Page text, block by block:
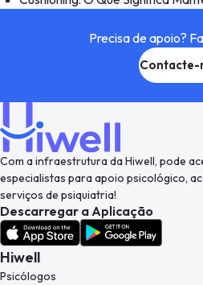
Precisa de apoio?
Contacte-
Com a infraestrutura da Hiwell, pode
especialistas para apoio psicológico,
serviços de psiquiatria!
Descarregar a Aplicação
Hiwell
Psicólogos